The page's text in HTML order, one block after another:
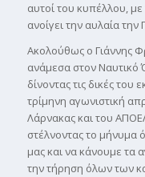
αυτοί του κυπέλλου,
ανοίγει την αυλαία
Ακολούθως ο Γιάννης
ανάµεσα στον Ναυτικό
δίνοντας τις δικές του
τρίµηνη αγωνιστική
Λάρνακας και του
στέλνοντας το µήνυµα
µας και να κάνουµε τα
την τήρηση όλων των